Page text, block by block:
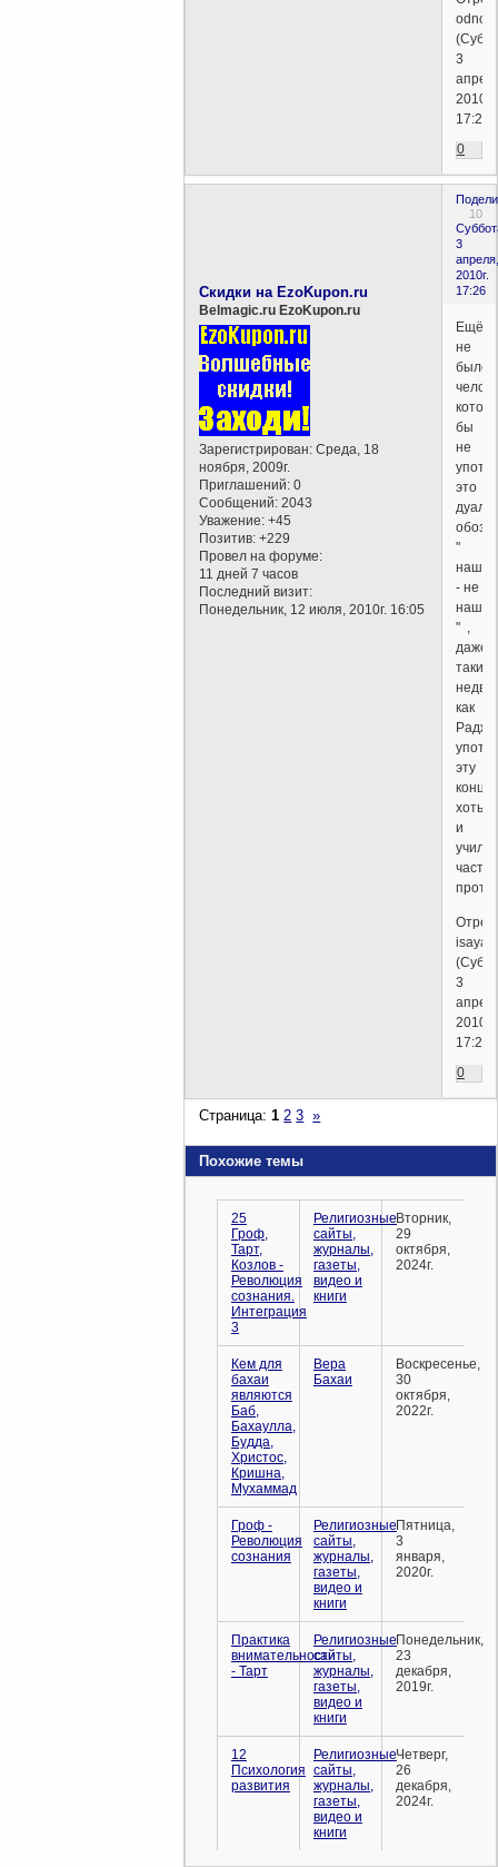
3
2010г.
17:29)
0
10
3
апреля,
2010г.
17:26
Скидки на EzoKupon.ru
Belmagic.ru EzoKupon.ru
Зарегистрирован: Среда, 18
ноября, 2009г.
Приглашений: 0
Сообщений: 2043
Уважение: +45
Позитив: +229
Провел на форуме:
11 дней 7 часов
Последний визит:
Понедельник, 12 июля, 2010г. 16:05
Ещё
не
было
бы
не
это
"
наши
- не
наши
" ,
даже
такие
как
эту
хоть
и
учили
часто
isaya2
3
2010г.
17:27)
0
Страница:1 2 3 »
Похожие темы
25
Гроф,
Тарт,
Козлов -
Революция
сознания.
Интеграция
3
Религиозные
сайты,
журналы,
газеты,
видео и
книги
Вторник,
29
октября,
2024г.
Кем для
бахаи
являются
Баб,
Бахаулла,
Будда,
Христос,
Кришна,
Мухаммад
Вера
Бахаи
Воскресенье,
30
октября,
2022г.
Гроф -
Революция
сознания
Религиозные
сайты,
журналы,
газеты,
видео и
книги
Пятница,
3
января,
2020г.
Практика
внимательности
- Тарт
Религиозные
сайты,
журналы,
газеты,
видео и
книги
Понедельник,
23
декабря,
2019г.
12
Психология
развития
Религиозные
сайты,
журналы,
газеты,
видео и
книги
Четверг,
26
декабря,
2024г.